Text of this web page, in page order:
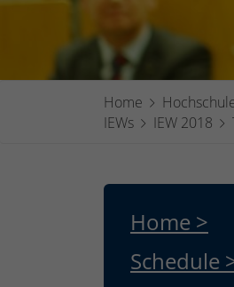
Home
IEWs
IEW 2018
Home >
Schedule